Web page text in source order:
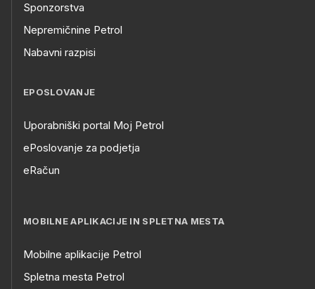
Sponzorstva
Nepremičnine Petrol
Nabavni razpisi
EPOSLOVANJE
Uporabniški portal Moj Petrol
ePoslovanje za podjetja
eRačun
MOBILNE APLIKACIJE IN SPLETNA MESTA
Mobilne aplikacije Petrol
Spletna mesta Petrol